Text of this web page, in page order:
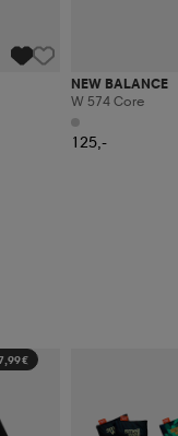
NEW BALANCE
W 574 Core
125,-